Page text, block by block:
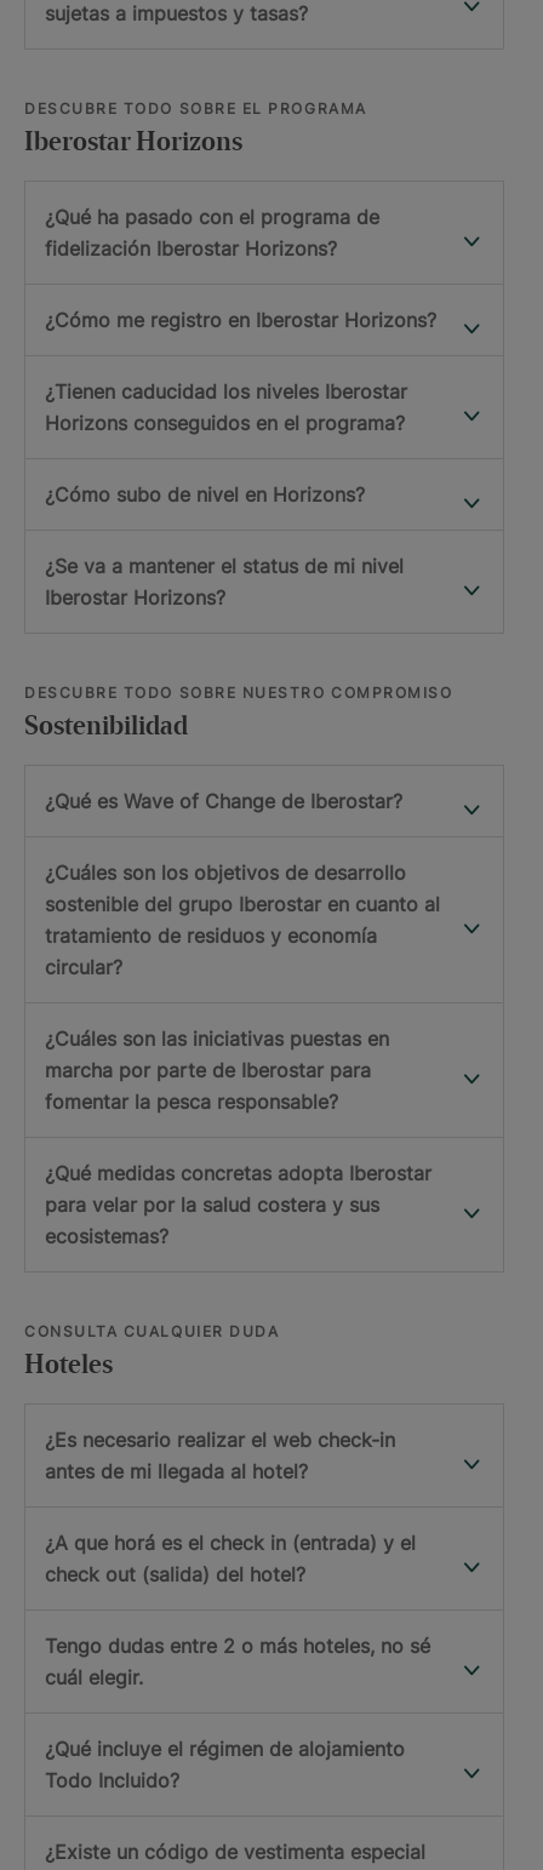
sujetas a impuestos y tasas?
DESCUBRE TODO SOBRE EL PROGRAMA
Iberostar Horizons
¿Qué ha pasado con el programa de
fidelización Iberostar Horizons?
¿Cómo me registro en Iberostar Horizons?
¿Tienen caducidad los niveles Iberostar
Horizons conseguidos en el programa?
¿Cómo subo de nivel en Horizons?
¿Se va a mantener el status de mi nivel
Iberostar Horizons?
DESCUBRE TODO SOBRE NUESTRO COMPROMISO
Sostenibilidad
¿Qué es Wave of Change de Iberostar?
¿Cuáles son los objetivos de desarrollo
sostenible del grupo Iberostar en cuanto al
tratamiento de residuos y economía
circular?
¿Cuáles son las iniciativas puestas en
marcha por parte de Iberostar para
fomentar la pesca responsable?
¿Qué medidas concretas adopta Iberostar
para velar por la salud costera y sus
ecosistemas?
CONSULTA CUALQUIER DUDA
Hoteles
¿Es necesario realizar el web check-in
antes de mi llegada al hotel?
¿A que horá es el check in (entrada) y el
check out (salida) del hotel?
Tengo dudas entre 2 o más hoteles, no sé
cuál elegir.
¿Qué incluye el régimen de alojamiento
Todo Incluido?
¿Existe un código de vestimenta especial